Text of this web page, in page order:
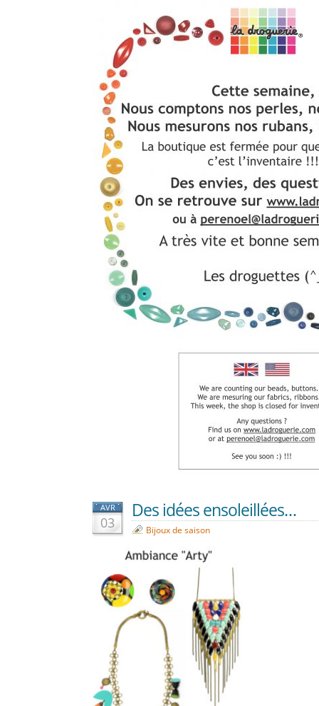
AVR
03
Des idées ensoleillées…
Bijoux de saison